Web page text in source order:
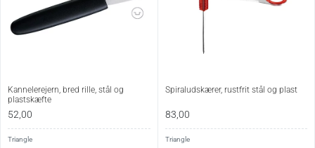
Kannelerejern, bred rille, stål og
plastskæfte
52,00
Triangle
Spiraludskærer, rustfrit stål og plast
83,00
Triangle